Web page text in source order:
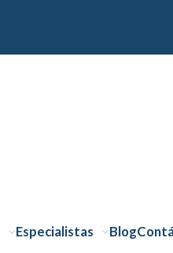
Especialistas Blog